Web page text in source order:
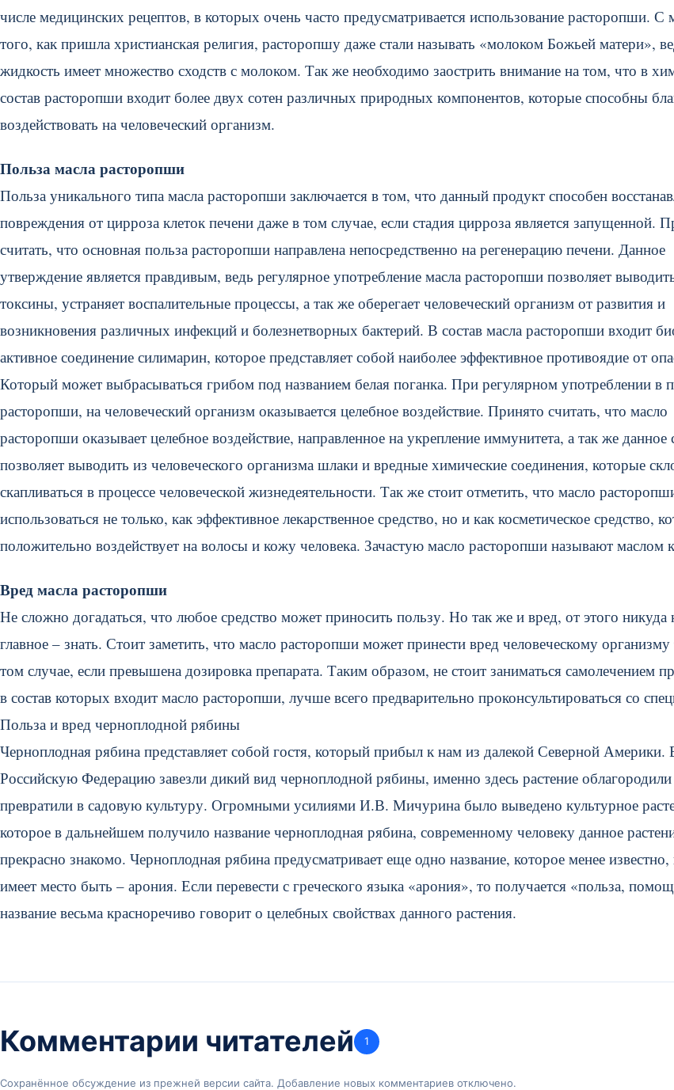
числе медицинских рецептов, в которых очень часто предусматривается использование расторопши. С
того, как пришла христианская религия, расторопшу даже стали называть «молоком Божьей матери»,
жидкость имеет множество сходств с молоком. Так же необходимо заострить внимание на том, что в
состав расторопши входит более двух сотен различных природных компонентов, которые способны
воздействовать на человеческий организм.
Польза масла расторопши
Польза уникального типа масла расторопши заключается в том, что данный продукт способен
повреждения от цирроза клеток печени даже в том случае, если стадия цирроза является запущенной.
считать, что основная польза расторопши направлена непосредственно на регенерацию печени. Данное
утверждение является правдивым, ведь регулярное употребление масла расторопши позволяет
токсины, устраняет воспалительные процессы, а так же оберегает человеческий организм от развития и
возникновения различных инфекций и болезнетворных бактерий. В состав масла расторопши входит
активное соединение силимарин, которое представляет собой наиболее эффективное противоядие от
Который может выбрасываться грибом под названием белая поганка. При регулярном употреблении в
расторопши, на человеческий организм оказывается целебное воздействие. Принято считать, что масло
расторопши оказывает целебное воздействие, направленное на укрепление иммунитета, а так же данное
позволяет выводить из человеческого организма шлаки и вредные химические соединения, которые
скапливаться в процессе человеческой жизнедеятельности. Так же стоит отметить, что масло
использоваться не только, как эффективное лекарственное средство, но и как косметическое средство,
положительно воздействует на волосы и кожу человека. Зачастую масло расторопши называют маслом
Вред масла расторопши
Не сложно догадаться, что любое средство может приносить пользу. Но так же и вред, от этого никуда
главное – знать. Стоит заметить, что масло расторопши может принести вред человеческому организму
том случае, если превышена дозировка препарата. Таким образом, не стоит заниматься самолечением
в состав которых входит масло расторопши, лучше всего предварительно проконсультироваться со
Польза и вред черноплодной рябины
Черноплодная рябина представляет собой гостя, который прибыл к нам из далекой Северной Америки.
Российскую Федерацию завезли дикий вид черноплодной рябины, именно здесь растение
превратили в садовую культуру. Огромными усилиями И.В. Мичурина было выведено культурное
которое в дальнейшем получило название черноплодная рябина, современному человеку данное
прекрасно знакомо. Черноплодная рябина предусматривает еще одно название, которое менее
имеет место быть – арония. Если перевести с греческого языка «арония», то получается «польза,
название весьма красноречиво говорит о целебных свойствах данного растения.
Комментарии читателей 1
Сохранённое обсуждение из прежней версии сайта. Добавление новых комментариев отключено.